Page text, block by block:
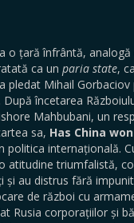
o țară înfrântă,
ca un paria state,
pledat Mihail
încetarea
Mahbubani, un
sa, Has China won
internațională.
atitudine triumfalistă,
și au distrus fără
de război cu
Rusia corporațiilor și